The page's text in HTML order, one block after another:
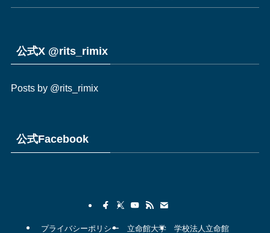
公式X @rits_rimix
Posts by @rits_rimix
公式Facebook
プライバシーポリシー 立命館大学 学校法人立命館